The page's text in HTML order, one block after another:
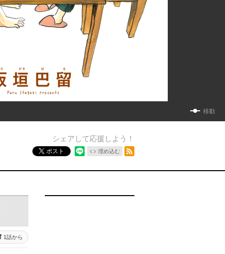
移動
シェアして応援しよう！
ポスト 埋め込む
1話から